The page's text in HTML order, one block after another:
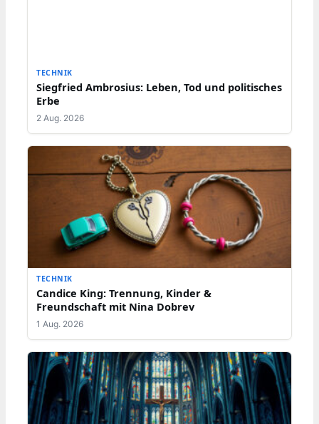
TECHNIK
Siegfried Ambrosius: Leben, Tod und politisches
Erbe
2 Aug. 2026
TECHNIK
Candice King: Trennung, Kinder &
Freundschaft mit Nina Dobrev
1 Aug. 2026